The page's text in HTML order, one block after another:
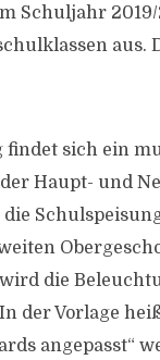
Schuljahr
aus.
findet sich ein
Haupt- und
die
der Vorlage
angepasst“